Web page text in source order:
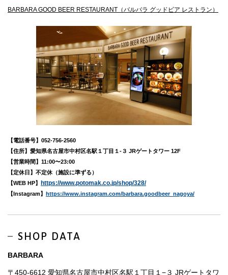
BARBARA GOOD BEER RESTAURANT（バルバラ グッドビア レストラン）
【電話番号】052-756-2560
【住所】愛知県名古屋市中村区名駅１丁⽬１-３ JRゲートタワー 12F
【営業時間】11:00〜23:00
【定休⽇】不定休（施設に準ずる）
【WEB HP】
https://www.potomak.co.jp/shop/328/
【Instagram】 https://www.instagram.com/barbara.goodbeer_nagoya/
SHOP DATA
BARBARA
〒450-6612 愛知県名古屋市中村区名駅１丁目１−３ JRゲートタワ